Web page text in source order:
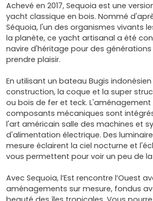
Achevé en 2017, Sequoia est une
yacht classique en bois. Nommé
Séquoia, l'un des organismes vivants
la planète, ce yacht artisanal a été
navire d'héritage pour des
prendre plaisir.
​En utilisant un bateau Bugis
construction, la coque et la super
ou bois de fer et teck. L'aménagement
composants mécaniques sont
l'art américain salle des machines et
d'alimentation électrique. Des
mesure éclairent la ciel nocturne et
vous permettent pour voir un peu de
Avec Sequoia, l’Est rencontre l’Ouest
aménagements sur mesure, fondus